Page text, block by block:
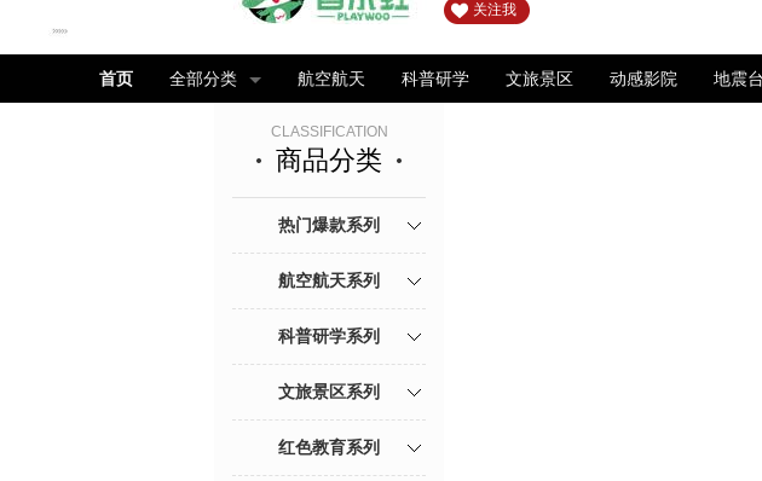
关注我
首页 全部分类 航空航天 科普研学 文旅景区 动感影院 地震
CLASSIFICATION
商品分类
热门爆款系列
航空航天系列
科普研学系列
文旅景区系列
红色教育系列